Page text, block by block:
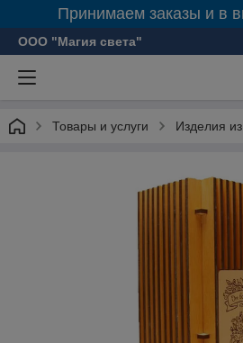
Принимаем заказы и в
ООО "Магия света"
Товары и услуги Изделия